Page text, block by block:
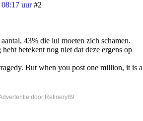
uur #2
43% die lui moeten zich schamen.
betekent nog niet dat deze ergens op
But when you post one million, it is a
door Refinery89